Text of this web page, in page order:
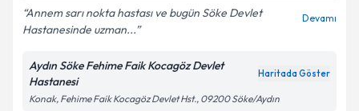
E-posta Adresiniz
Kişisel verilerimin işlenmesine ilişkin
Metni'ni okudum ve kişisel verilerimin belirtilen
Annem sarı nokta hastası ve bugün Söke Devlet
Hastanesinde uzman...
Devamı
Aydın Söke Fehime Faik Kocagöz Devlet
Hastanesi
Haritada Göster
Konak, Fehime Faik Kocagöz Devlet Hst., 09200 Söke/Aydın